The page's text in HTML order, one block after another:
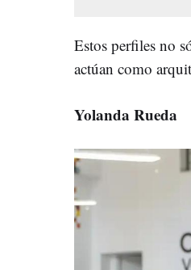
Estos perfiles no
actúan como
Yolanda Rueda